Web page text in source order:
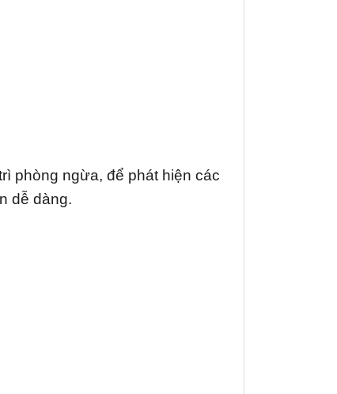
phòng ngừa, để phát hiện các
dễ dàng.